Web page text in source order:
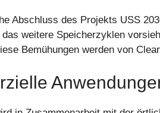
Abschluss des Projekts USS
das weitere Speicherzyklen
Bemühungen werden von